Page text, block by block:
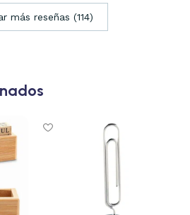
más reseñas (114)